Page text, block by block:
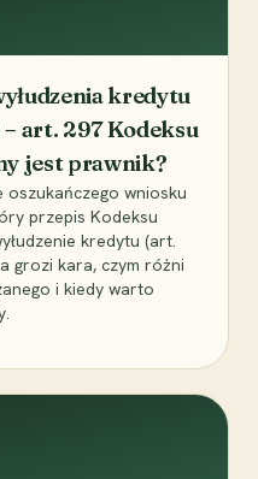
kredytu
art. 297 Kodeksu
jest prawnik?
oszukańczego wniosku
przepis Kodeksu
kredytu (art.
grozi kara, czym różni
i kiedy warto